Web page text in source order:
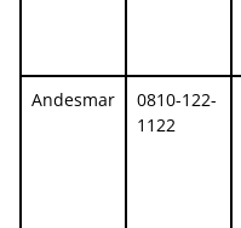
Andesmar
0810-122-
1122